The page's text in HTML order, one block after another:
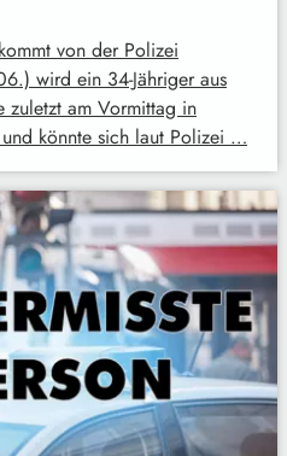
von der Polizei
wird ein 34-Jähriger aus
zuletzt am Vormittag in
könnte sich laut Polizei …